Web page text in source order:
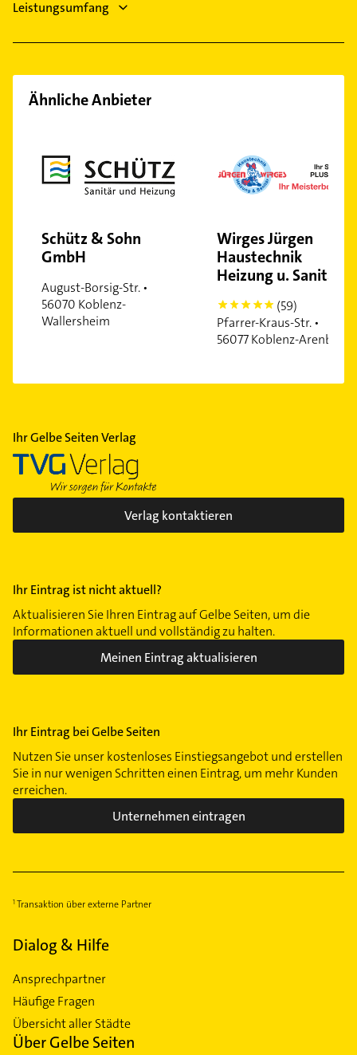
Leistungsumfang
Ähnliche Anbieter
Schütz & Sohn
GmbH
August-Borsig-Str. •
56070 Koblenz-
Wallersheim
Wirges Jürgen
Haustechnik
Heizung u. Sanitär
5
(59)
Pfarrer-Kraus-Str. •
56077 Koblenz-Arenberg
Ihr Gelbe Seiten Verlag
Verlag kontaktieren
Ihr Eintrag ist nicht aktuell?
Aktualisieren Sie Ihren Eintrag auf Gelbe Seiten, um die
Informationen aktuell und vollständig zu halten.
Meinen Eintrag aktualisieren
Ihr Eintrag bei Gelbe Seiten
Nutzen Sie unser kostenloses Einstiegsangebot und erstellen
Sie in nur wenigen Schritten einen Eintrag, um mehr Kunden
erreichen.
Unternehmen eintragen
Transaktion über externe Partner
Dialog & Hilfe
Ansprechpartner
Häufige Fragen
Übersicht aller Städte
Über Gelbe Seiten